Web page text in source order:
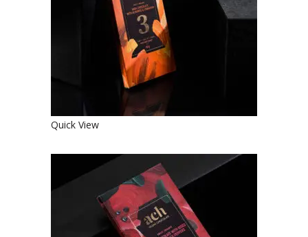
€ 4.90
Quick View
SALDUSIS JUODASIS EKOLOGIŠKAS
ŠOKOLADAS SU ROŽIŲ ŽIEDLAPIAIS